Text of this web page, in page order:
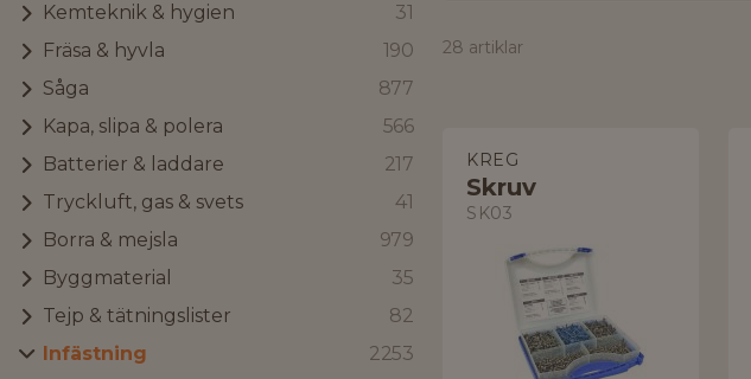
Kemteknik & hygien
31
Fräsa & hyvla
190
Såga
877
Kapa, slipa & polera
566
Batterier & laddare
217
Tryckluft, gas & svets
41
Borra & mejsla
979
Byggmaterial
35
Tejp & tätningslister
82
Infästning
2253
28 artiklar
KREG
Skruv
SK03